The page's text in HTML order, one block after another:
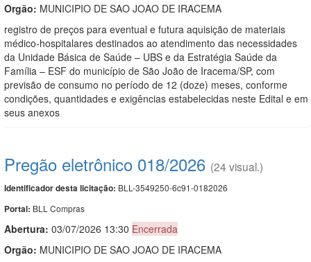
Orgão: MUNICIPIO DE SAO JOAO DE IRACEMA
registro de preços para eventual e futura aquisição de materiais
médico-hospitalares destinados ao atendimento das necessidades
da Unidade Básica de Saúde – UBS e da Estratégia Saúde da
Família – ESF do município de São João de Iracema/SP, com
previsão de consumo no período de 12 (doze) meses, conforme
condições, quantidades e exigências estabelecidas neste Edital e em
seus anexos
Pregão eletrônico 018/2026 (24 visual.)
Identificador desta licitação: BLL-3549250-6c91-0182026
Portal: BLL Compras
Abertura: 03/07/2026 13:30 Encerrada
Orgão: MUNICIPIO DE SAO JOAO DE IRACEMA